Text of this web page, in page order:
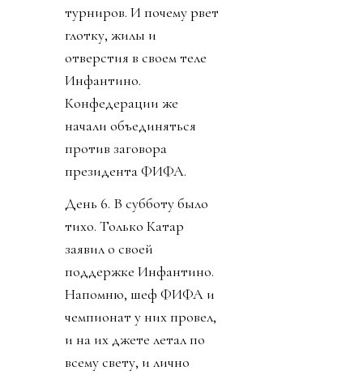
турниров. И почему рвет
глотку, жилы и
отверстия в своем теле
Инфантино.
Конфедерации же
начали объединяться
против заговора
президента ФИФА.
День 6. В субботу было
тихо. Только Катар
заявил о своей
поддержке Инфантино.
Напомню, шеф ФИФА и
чемпионат у них провел,
и на их джете летал по
всему свету, и лично